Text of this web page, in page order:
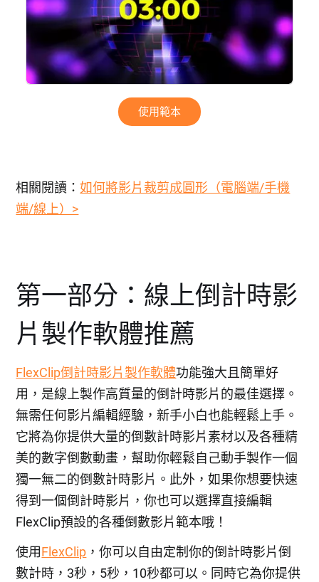
使用範本
相關閱讀：如何將影片裁剪成圓形（電腦端/手機
端/線上）>
第一部分：線上倒計時影
片製作軟體推薦
FlexClip倒計時影片製作軟體功能強大且簡單好
用，是線上製作高質量的倒計時影片的最佳選擇。
無需任何影片編輯經驗，新手小白也能輕鬆上手。
它將為你提供大量的倒數計時影片素材以及各種精
美的數字倒數動畫，幫助你輕鬆自己動手製作一個
獨一無二的倒數計時影片。此外，如果你想要快速
得到一個倒計時影片，你也可以選擇直接編輯
FlexClip預設的各種倒數影片範本哦！
使用FlexClip ，你可以自由定制你的倒計時影片倒
數計時，3秒，5秒，10秒都可以。同時它為你提供